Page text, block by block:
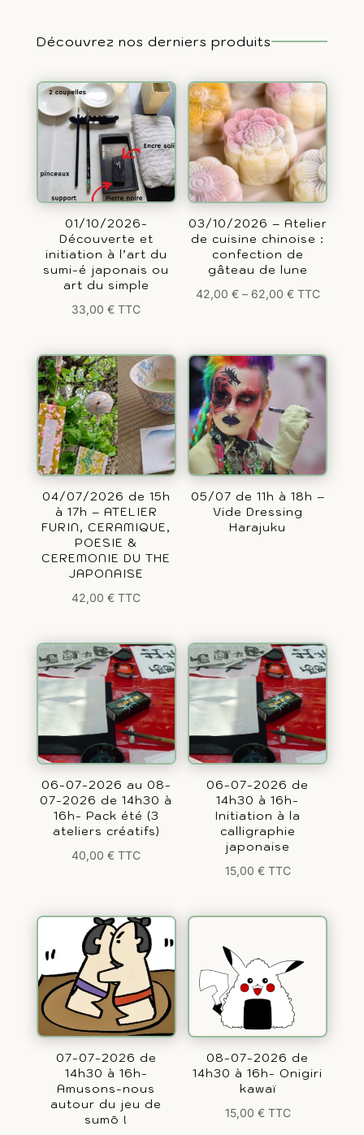
Découvrez nos derniers produits
01/10/2026-
Découverte et
initiation à l’art du
sumi-é japonais ou
art du simple
33,00€ TTC
03/10/2026 – Atelier
de cuisine chinoise :
confection de
gâteau de lune
42,00 €– 62,00 € TTC
04/07/2026 de 15h
à 17h – ATELIER
FURIN, CERAMIQUE,
POESIE &
CEREMONIE DU THE
JAPONAISE
42,00€ TTC
05/07 de 11h à 18h –
Vide Dressing
Harajuku
06-07-2026 au 08-
07-2026 de 14h30 à
16h- Pack été (3
ateliers créatifs)
40,00€ TTC
06-07-2026 de
14h30 à 16h-
Initiation à la
calligraphie
japonaise
15,00 € TTC
07-07-2026 de
14h30 à 16h-
Amusons-nous
autour du jeu de
sumō !
08-07-2026 de
14h30 à 16h- Onigiri
kawaï
15,00 € TTC